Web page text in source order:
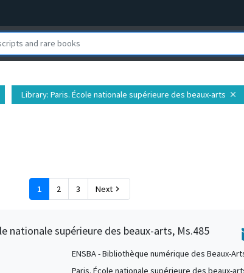
Library: Paris. École nationale supérieure des beaux-arts close
1 2 3 Next chevron_right
nationale supérieure des beaux-arts, Ms.485
ENSBA - Bibliothèque numérique des Beaux-
Paris. École nationale supérieure des beaux-